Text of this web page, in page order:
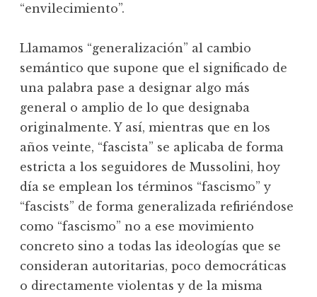
“envilecimiento”.
Llamamos “generalización” al cambio
semántico que supone que el significado de
una palabra pase a designar algo más
general o amplio de lo que designaba
originalmente. Y así, mientras que en los
años veinte, “fascista” se aplicaba de forma
estricta a los seguidores de Mussolini, hoy
día se emplean los términos “fascismo” y
“fascists” de forma generalizada refiriéndose
como “fascismo” no a ese movimiento
concreto sino a todas las ideologías que se
consideran autoritarias, poco democráticas
o directamente violentas y de la misma